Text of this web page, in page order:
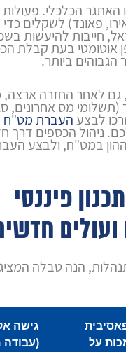
האתגר הכלכלי.
פאונד) לשקלים כדי
חייבות להיעשות
אוטומטי בעת קבלת
הגבוהים ביותר.
גם לאחר החזרה ארצה,
מס אחרונים,
לבצעהעברת מט"ח
ניהול הכספים דרך
במט"ח, ולבצע
פיננסי
הנה טבלה
על
גישה
(עבודה